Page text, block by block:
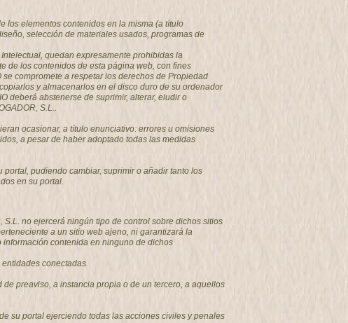
los elementos contenidos en la misma (a título
selección de materiales usados, programas de
quedan expresamente prohibidas la
de los contenidos de esta página web, con fines
compromete a respetar los derechos de Propiedad
y almacenarlos en el disco duro de su ordenador
deberá abstenerse de suprimir, alterar, eludir o
S.L..
ocasionar, a título enunciativo: errores u omisiones
a pesar de haber adoptado todas las medidas
pudiendo cambiar, suprimir o añadir tanto los
en su portal.
no ejercerá ningún tipo de control sobre dichos sitios
a un sitio web ajeno, ni garantizará la
contenida en ninguno de dichos
conectadas.
preaviso, a instancia propia o de un tercero, a aquellos
su portal ejerciendo todas las acciones civiles y penales